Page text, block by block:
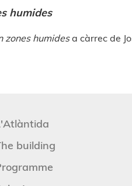
humides
zones humidesa càrrec de
building